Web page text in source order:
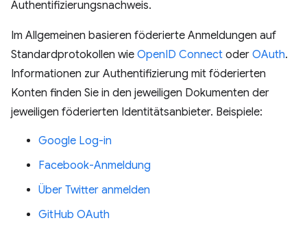
Authentifizierungsnachweis.
Im Allgemeinen basieren föderierte Anmeldungen auf
Standardprotokollen wie OpenID Connect oder OAuth.
Informationen zur Authentifizierung mit föderierten
Konten finden Sie in den jeweiligen Dokumenten der
jeweiligen föderierten Identitätsanbieter. Beispiele:
Google Log-in
Facebook-Anmeldung
Über Twitter anmelden
GitHub OAuth